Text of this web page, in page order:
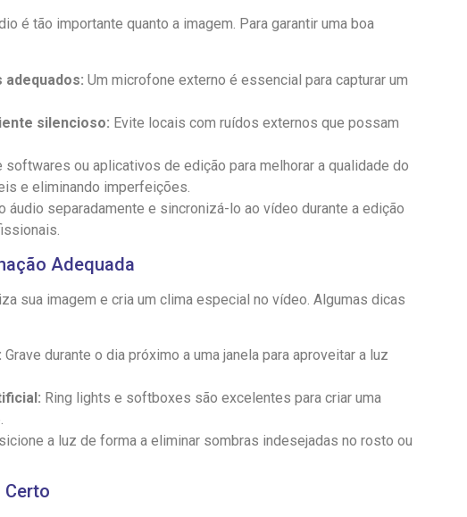
é tão importante quanto a imagem. Para garantir uma boa
adequados: Um microfone externo é essencial para capturar um
silencioso: Evite locais com ruídos externos que possam
softwares ou aplicativos de edição para melhorar a qualidade do
e eliminando imperfeições.
áudio separadamente e sincronizá-lo ao vídeo durante a edição
Adequada
sua imagem e cria um clima especial no vídeo. Algumas dicas
Grave durante o dia próximo a uma janela para aproveitar a luz
Ring lights e softboxes são excelentes para criar uma
a luz de forma a eliminar sombras indesejadas no rosto ou
Certo